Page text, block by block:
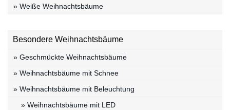
» Weiße Weihnachtsbäume
Besondere Weihnachtsbäume
» Geschmückte Weihnachtsbäume
» Weihnachtsbäume mit Schnee
» Weihnachtsbäume mit Beleuchtung
» Weihnachtsbäume mit LED